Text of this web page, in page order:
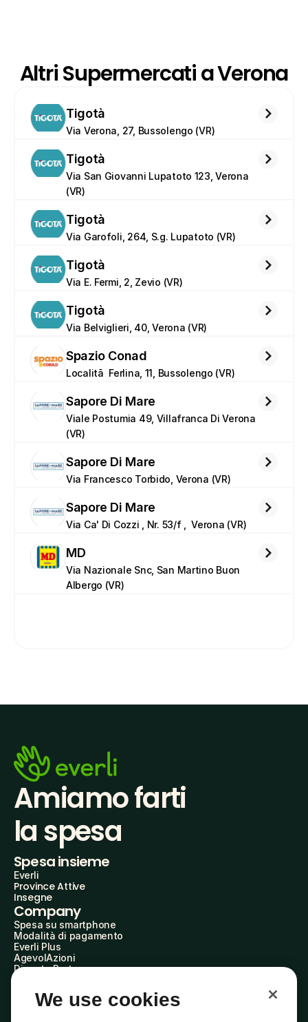
Altri Supermercati a Verona
Tigotà
Via Verona, 27, Bussolengo (VR)
Tigotà
Via San Giovanni Lupatoto 123, Verona
(VR)
Tigotà
Via Garofoli, 264, S.g. Lupatoto (VR)
Tigotà
Via E. Fermi, 2, Zevio (VR)
Tigotà
Via Belviglieri, 40, Verona (VR)
Spazio Conad
Localitã  Ferlina, 11, Bussolengo (VR)
Sapore Di Mare
Viale Postumia 49, Villafranca Di Verona
(VR)
Sapore Di Mare
Via Francesco Torbido, Verona (VR)
Sapore Di Mare
Via Ca' Di Cozzi , Nr. 53/f ,  Verona (VR)
MD
Via Nazionale Snc, San Martino Buon
Albergo (VR)
Amiamo farti
la spesa
Spesa insieme
Everli
Province Attive
Insegne
Company
Spesa su smartphone
Modalità di pagamento
Everli Plus
AgevolAzioni
Diventa Partner
Everli Shoppers
About Us
We use cookies